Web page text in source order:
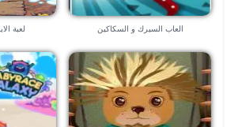
العاب السيرك و السكاكين لعبة